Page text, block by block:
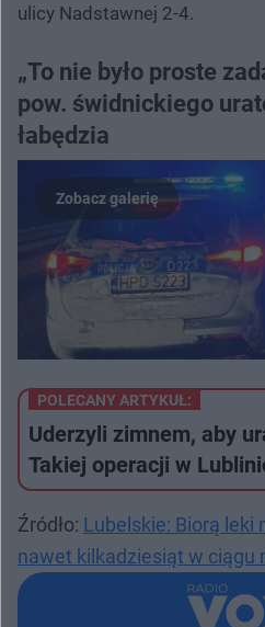
ulicy Nadstawnej 2-4.
„To nie było proste
pow. świdnickiego
łabędzia
POLECANY ARTYKUŁ:
Uderzyli zimnem, aby
Takiej operacji w
Źródło: Lubelskie: Biorą leki
nawet kilkadziesiąt w ciągu